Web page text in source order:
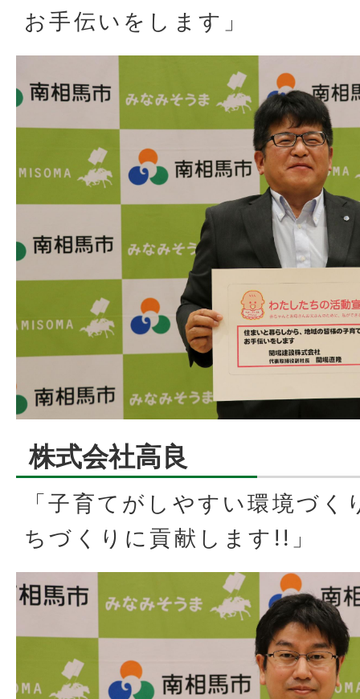
お手伝いをします」
株式会社高良
「子育てがしやすい環境づ
ちづくりに貢献します!!」